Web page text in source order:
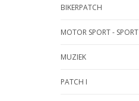
BIKERPATCH
MOTOR SPORT - SPORT
MUZIEK
PATCH I